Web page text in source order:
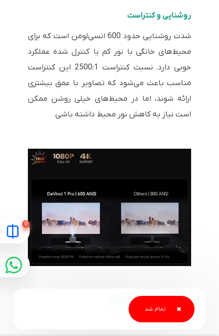
روشنایی و کنتراست
شدت روشنایی حدود 600 انسی‌لومن است که برای
محیط‌های خانگی با نور کم یا کنترل شده عملکرد
خوبی دارد.
نسبت کنتراست 2500:1 این کنتراست
مناسب باعث می‌شود که تصاویر با عمق بیشتری
ارائه شوند، اما در محیط‌های خیلی روشن ممکن
است نیاز به کاهش نور محیط داشته باشی
وضوح تصویر (رزولوشن)
رزولوشن 1080p Full HD: این